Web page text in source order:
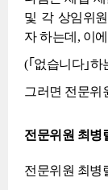
및 각 상임위
자 하는데, 이
(｢없습니다｣하
그러면 전문위
전문위원 최병
전문위원 최병